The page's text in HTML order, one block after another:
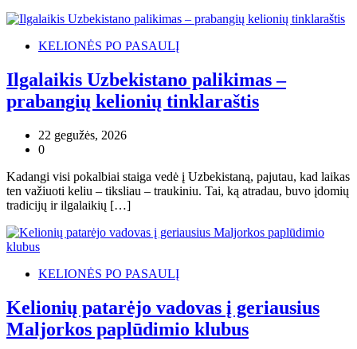
KELIONĖS PO PASAULĮ
Ilgalaikis Uzbekistano palikimas –
prabangių kelionių tinklaraštis
22 gegužės, 2026
0
Kadangi visi pokalbiai staiga vedė į Uzbekistaną, pajutau, kad laikas
ten važiuoti keliu – tiksliau – traukiniu. Tai, ką atradau, buvo įdomių
tradicijų ir ilgalaikių […]
KELIONĖS PO PASAULĮ
Kelionių patarėjo vadovas į geriausius
Maljorkos paplūdimio klubus